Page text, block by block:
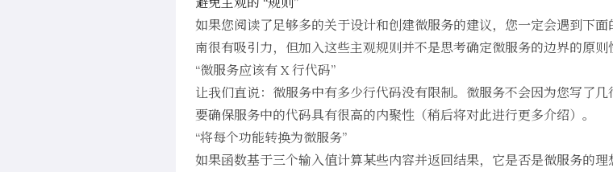
如果您阅读了足够多的关于设计和创建微服务的建议，您一定会遇到下
南很有吸引力，但加入这些主观规则并不是思考确定微服务的边界的原则
“微服务应该有 X 行代码”
让我们直说：微服务中有多少行代码没有限制。微服务不会因为您写了
要确保服务中的代码具有很高的内聚性（稍后将对此进行更多介绍）。
“将每个功能转换为微服务”
如果函数基于三个输入值计算某些内容并返回结果，它是否是微服务的